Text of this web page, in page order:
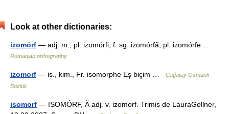
Look at other dictionaries:
izomórf — adj. m., pl. izomórfi; f. sg. izomórfã, pl. izomórfe …
Romanian orthography
izomorf — is., kim., Fr. isomorphe Eş biçim …
Çağatay Osmanlı
Sözlük
isomorf — ISOMÓRF, Ă adj. v. izomorf. Trimis de LauraGellner,